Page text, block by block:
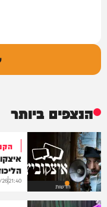
הנצפים ביותר
חדשות
21:40
26